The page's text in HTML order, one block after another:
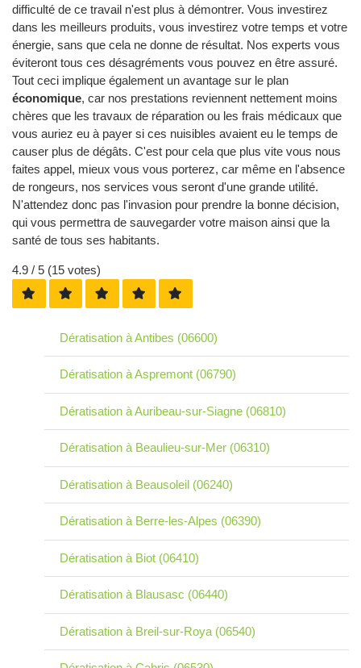
difficulté de ce travail n'est plus à démontrer. Vous investirez
dans les meilleurs produits, vous investirez votre temps et votre
énergie, sans que cela ne donne de résultat. Nos experts vous
éviteront tous ces désagréments vous pouvez en être assuré.
Tout ceci implique également un avantage sur le plan
économique, car nos prestations reviennent nettement moins
chères que les travaux de réparation ou les frais médicaux que
vous auriez eu à payer si ces nuisibles avaient eu le temps de
causer plus de dégâts. C'est pour cela que plus vite vous nous
faites appel, mieux vous vous porterez, car même en l'absence
de rongeurs, nos services vous seront d'une grande utilité.
N'attendez donc pas l'invasion pour prendre la bonne décision,
qui vous permettra de sauvegarder votre maison ainsi que la
santé de tous ses habitants.
4.9 / 5 (15 votes)
Dératisation à Antibes (06600)
Dératisation à Aspremont (06790)
Dératisation à Auribeau-sur-Siagne (06810)
Dératisation à Beaulieu-sur-Mer (06310)
Dératisation à Beausoleil (06240)
Dératisation à Berre-les-Alpes (06390)
Dératisation à Biot (06410)
Dératisation à Blausasc (06440)
Dératisation à Breil-sur-Roya (06540)